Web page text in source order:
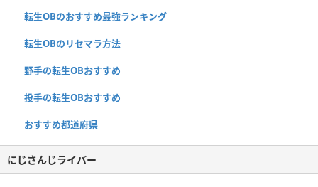
転生OBのおすすめ最強ランキング
転生OBのリセマラ方法
野手の転生OBおすすめ
投手の転生OBおすすめ
おすすめ都道府県
にじさんじライバー